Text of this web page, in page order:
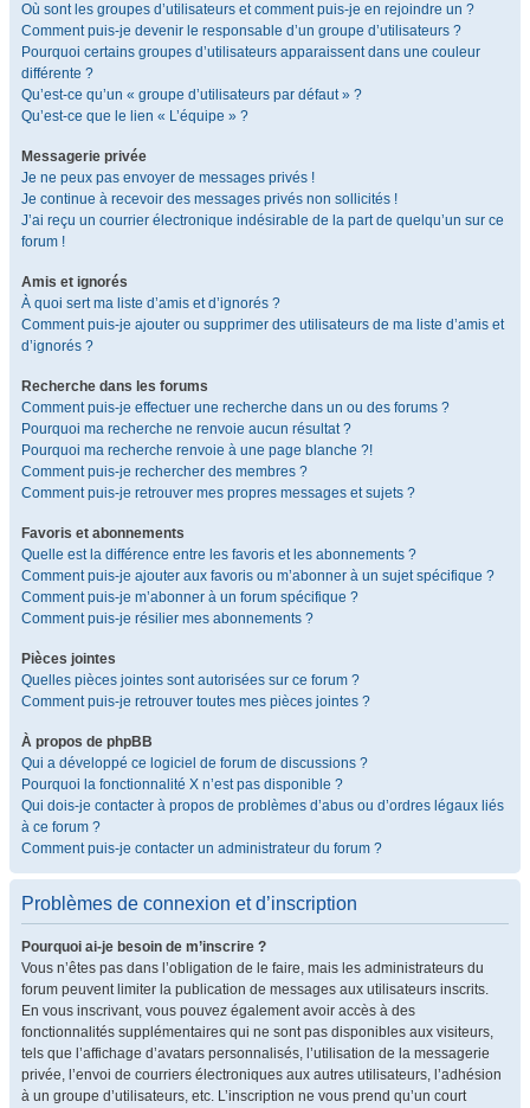
Où sont les groupes d’utilisateurs et comment puis-je en rejoindre un ?
Comment puis-je devenir le responsable d’un groupe d’utilisateurs ?
Pourquoi certains groupes d’utilisateurs apparaissent dans une couleur
différente ?
Qu’est-ce qu’un « groupe d’utilisateurs par défaut » ?
Qu’est-ce que le lien « L’équipe » ?
Messagerie privée
Je ne peux pas envoyer de messages privés !
Je continue à recevoir des messages privés non sollicités !
J’ai reçu un courrier électronique indésirable de la part de quelqu’un sur ce
forum !
Amis et ignorés
À quoi sert ma liste d’amis et d’ignorés ?
Comment puis-je ajouter ou supprimer des utilisateurs de ma liste d’amis et
d’ignorés ?
Recherche dans les forums
Comment puis-je effectuer une recherche dans un ou des forums ?
Pourquoi ma recherche ne renvoie aucun résultat ?
Pourquoi ma recherche renvoie à une page blanche ?!
Comment puis-je rechercher des membres ?
Comment puis-je retrouver mes propres messages et sujets ?
Favoris et abonnements
Quelle est la différence entre les favoris et les abonnements ?
Comment puis-je ajouter aux favoris ou m’abonner à un sujet spécifique ?
Comment puis-je m’abonner à un forum spécifique ?
Comment puis-je résilier mes abonnements ?
Pièces jointes
Quelles pièces jointes sont autorisées sur ce forum ?
Comment puis-je retrouver toutes mes pièces jointes ?
À propos de phpBB
Qui a développé ce logiciel de forum de discussions ?
Pourquoi la fonctionnalité X n’est pas disponible ?
Qui dois-je contacter à propos de problèmes d’abus ou d’ordres légaux liés
à ce forum ?
Comment puis-je contacter un administrateur du forum ?
Problèmes de connexion et d’inscription
Pourquoi ai-je besoin de m’inscrire ?
Vous n’êtes pas dans l’obligation de le faire, mais les administrateurs du
forum peuvent limiter la publication de messages aux utilisateurs inscrits.
En vous inscrivant, vous pouvez également avoir accès à des
fonctionnalités supplémentaires qui ne sont pas disponibles aux visiteurs,
tels que l’affichage d’avatars personnalisés, l’utilisation de la messagerie
privée, l’envoi de courriers électroniques aux autres utilisateurs, l’adhésion
à un groupe d’utilisateurs, etc. L’inscription ne vous prend qu’un court